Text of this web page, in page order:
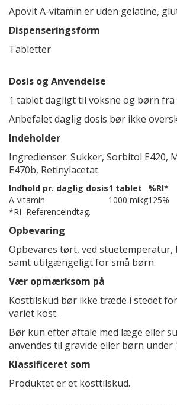
Apovit A-vitamin er uden gelatine,
Dispenseringsform
Tabletter
Dosis og Anvendelse
1 tablet dagligt til voksne og børn fra
Anbefalet daglig dosis bør ikke
Indeholder
Ingredienser: Sukker, Sorbitol E420,
E470b, Retinylacetat.
Indhold pr. daglig dosis1 tablet
%RI*
A-vitamin
1000 mikg125%
*RI=Referenceindtag.
Opbevaring
Opbevares tørt, ved stuetemperatur,
samt utilgængeligt for små børn.
Vær opmærksom på
Kosttilskud bør ikke træde i stedet
variet kost.
Bør kun efter aftale med læge eller
anvendes til gravide eller børn under
Klassificeret som
Produktet er et kosttilskud.